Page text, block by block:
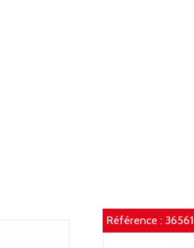
Référence : 36561